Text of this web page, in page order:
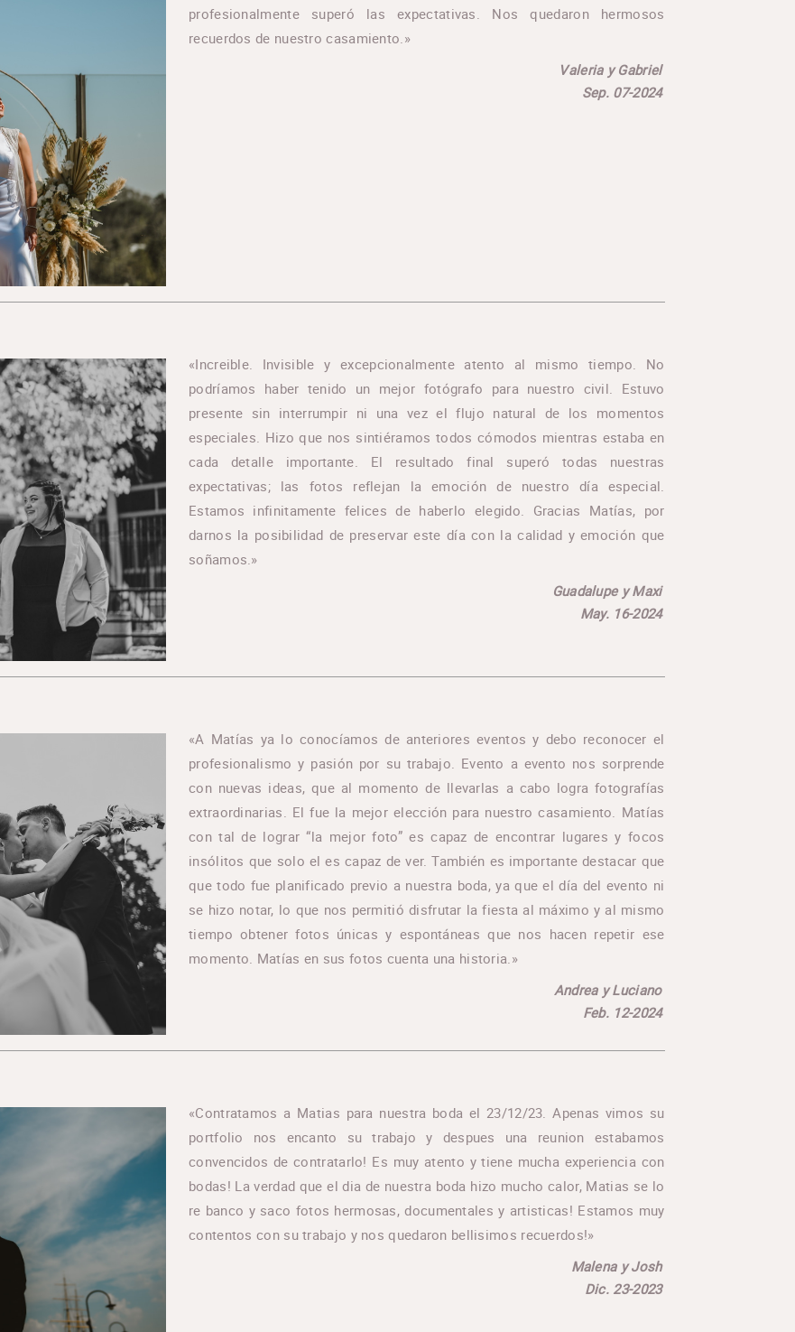
profesionalmente superó las expectativas. Nos quedaron hermosos
recuerdos de nuestro casamiento.»
Valeria y Gabriel
Sep. 07-2024
«Increible. Invisible y excepcionalmente atento al mismo tiempo. No
podríamos haber tenido un mejor fotógrafo para nuestro civil. Estuvo
presente sin interrumpir ni una vez el flujo natural de los momentos
especiales. Hizo que nos sintiéramos todos cómodos mientras estaba en
cada detalle importante. El resultado final superó todas nuestras
expectativas; las fotos reflejan la emoción de nuestro día especial.
Estamos infinitamente felices de haberlo elegido. Gracias Matías, por
darnos la posibilidad de preservar este día con la calidad y emoción que
soñamos.»
Guadalupe y Maxi
May. 16-2024
«A Matías ya lo conocíamos de anteriores eventos y debo reconocer el
profesionalismo y pasión por su trabajo. Evento a evento nos sorprende
con nuevas ideas, que al momento de llevarlas a cabo logra fotografías
extraordinarias. El fue la mejor elección para nuestro casamiento. Matías
con tal de lograr “la mejor foto” es capaz de encontrar lugares y focos
insólitos que solo el es capaz de ver. También es importante destacar que
que todo fue planificado previo a nuestra boda, ya que el día del evento ni
se hizo notar, lo que nos permitió disfrutar la fiesta al máximo y al mismo
tiempo obtener fotos únicas y espontáneas que nos hacen repetir ese
momento. Matías en sus fotos cuenta una historia.»
Andrea y Luciano
Feb. 12-2024
«Contratamos a Matias para nuestra boda el 23/12/23. Apenas vimos su
portfolio nos encanto su trabajo y despues una reunion estabamos
convencidos de contratarlo! Es muy atento y tiene mucha experiencia con
bodas! La verdad que el dia de nuestra boda hizo mucho calor, Matias se lo
re banco y saco fotos hermosas, documentales y artisticas! Estamos muy
contentos con su trabajo y nos quedaron bellisimos recuerdos!»
Malena y Josh
Dic. 23-2023